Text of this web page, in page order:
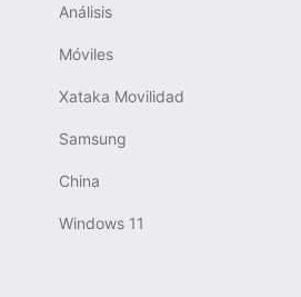
Análisis
Móviles
Xataka Movilidad
Samsung
China
Windows 11